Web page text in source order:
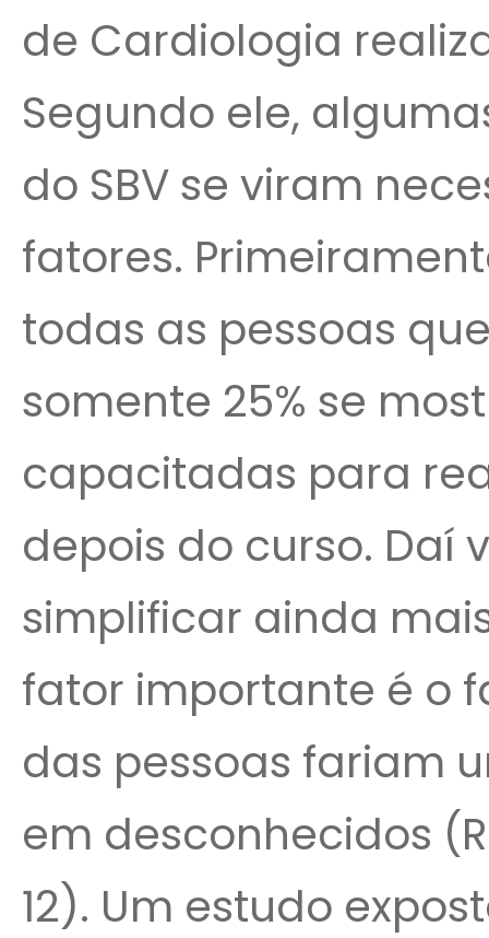
de Cardiologia
Segundo ele,
do SBV se viram
fatores.
todas as pessoas
somente 25% se
capacitadas para
depois do curso. Daí
simplificar ainda
fator importante é o
das pessoas fariam
em desconhecidos
12). Um estudo